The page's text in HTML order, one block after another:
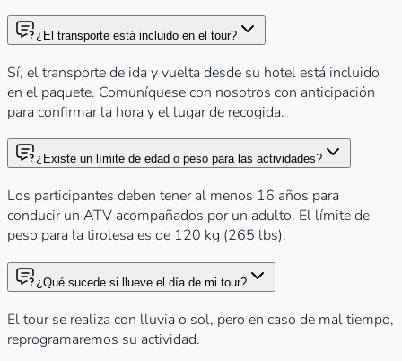
¿El transporte está incluido en el tour?
Sí, el transporte de ida y vuelta desde su hotel está incluido
en el paquete. Comuníquese con nosotros con anticipación
para confirmar la hora y el lugar de recogida.
¿Existe un límite de edad o peso para las actividades?
Los participantes deben tener al menos 16 años para
conducir un ATV acompañados por un adulto. El límite de
peso para la tirolesa es de 120 kg (265 lbs).
¿Qué sucede si llueve el día de mi tour?
El tour se realiza con lluvia o sol, pero en caso de mal tiempo,
reprogramaremos su actividad.